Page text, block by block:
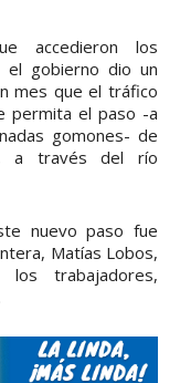
accedieron los
gobierno dio un
mes que el tráfico
permita el paso -a
gomones- de
a través del río
nuevo paso fue
Matías Lobos,
trabajadores,